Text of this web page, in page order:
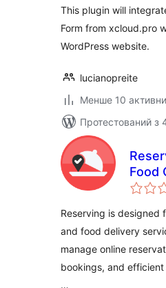
This plugin will
Form from xcloud.pro
WordPress website.
lucianopreite
Менше 10
Протестований з
Food
Reserving is designed
and food delivery
manage online
bookings, and
…